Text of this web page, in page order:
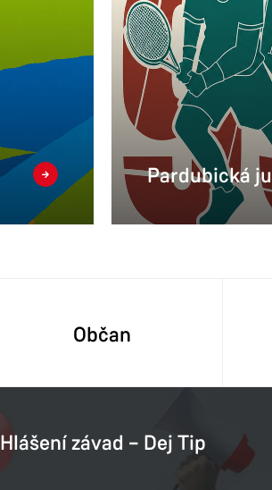
Pardubická
Občan
Hlášení závad – Dej Tip